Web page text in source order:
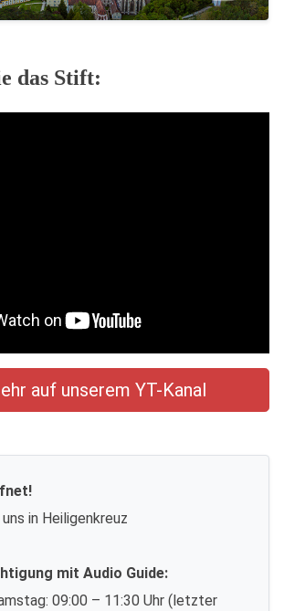
das Stift:
auf unserem YT-Kanal
in Heiligenkreuz
mit Audio Guide:
09:00 – 11:30 Uhr (letzter